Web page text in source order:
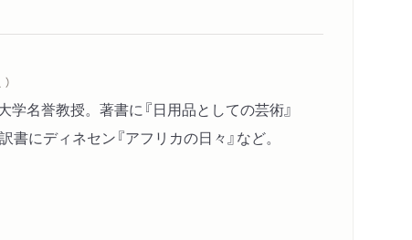
学名誉教授。著書に『日用品としての芸術』
書にディネセン『アフリカの日々』など。